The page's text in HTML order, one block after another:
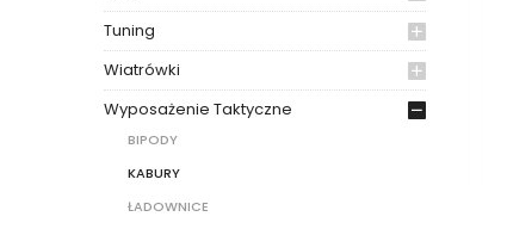
Tuning
Wiatrówki
Wyposażenie Taktyczne
BIPODY
KABURY
ŁADOWNICE